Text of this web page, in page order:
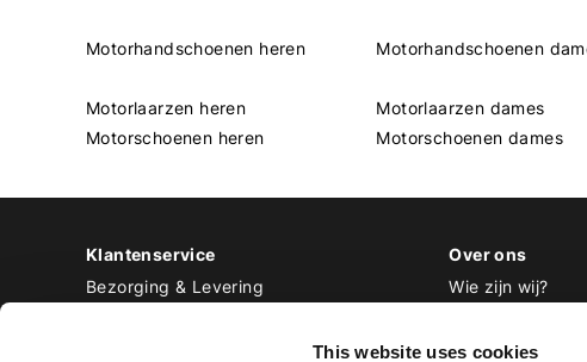
This website uses cookies
Motorhandschoenen heren
Motorlaarzen heren
Motorschoenen heren
Motorhandschoenen
Motorlaarzen dames
Motorschoenen dames
Klantenservice
Bezorging & Levering
Over ons
Wie zijn wij?
Werken bij Biker